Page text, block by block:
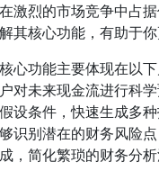
激烈的市场竞争中占
其核心功能，有助于
心功能主要体现在以
对未来现金流进行科
设条件，快速生成多
识别潜在的财务风险
，简化繁琐的财务分析